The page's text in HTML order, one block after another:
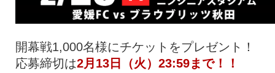
開幕戦1,000名様にチケットをプレゼント！
応募締切は2月13日（火）23:59まで！！